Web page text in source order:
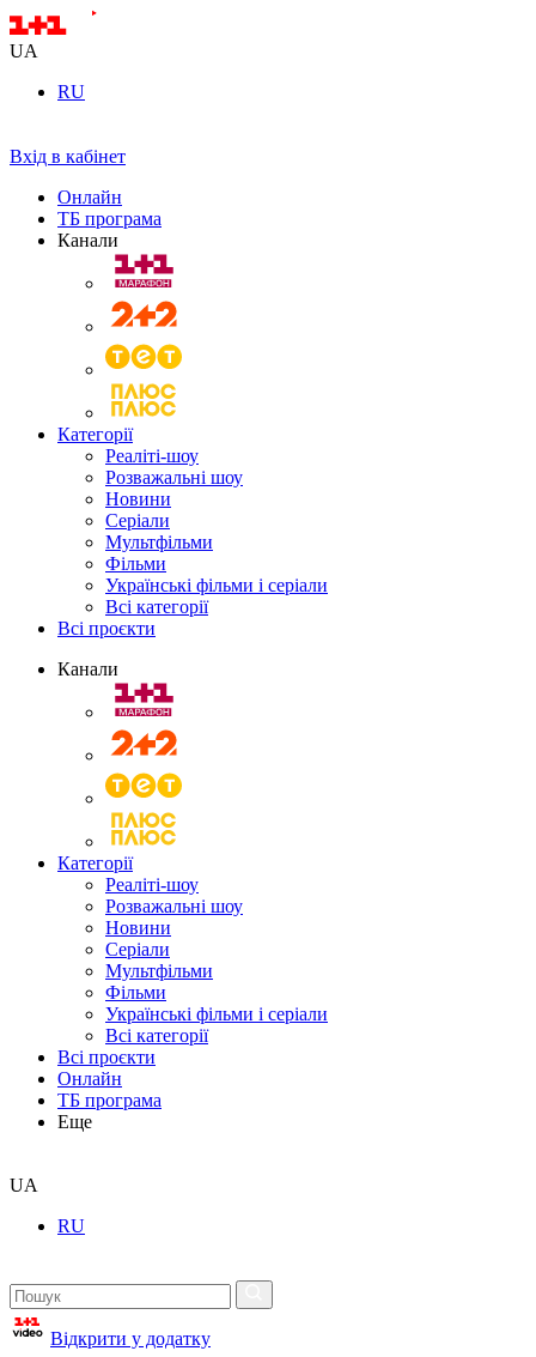
UA
RU
Вхід в кабінет
Онлайн
ТБ програма
Канали
Категорії
Реаліті-шоу
Розважальні шоу
Новини
Серіали
Мультфільми
Фільми
Українські фільми і серіали
Всі категорії
Всі проєкти
Канали
Категорії
Реаліті-шоу
Розважальні шоу
Новини
Серіали
Мультфільми
Фільми
Українські фільми і серіали
Всі категорії
Всі проєкти
Онлайн
ТБ програма
Еще
UA
RU
Відкрити у додатку